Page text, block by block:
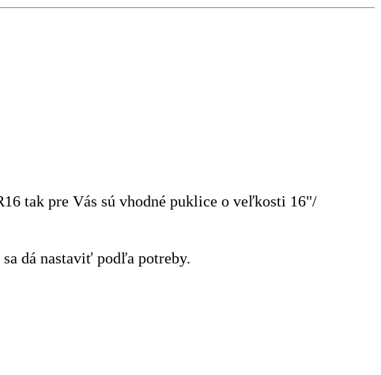
tak pre Vás sú vhodné puklice o veľkosti 16"/
dá nastaviť podľa potreby.